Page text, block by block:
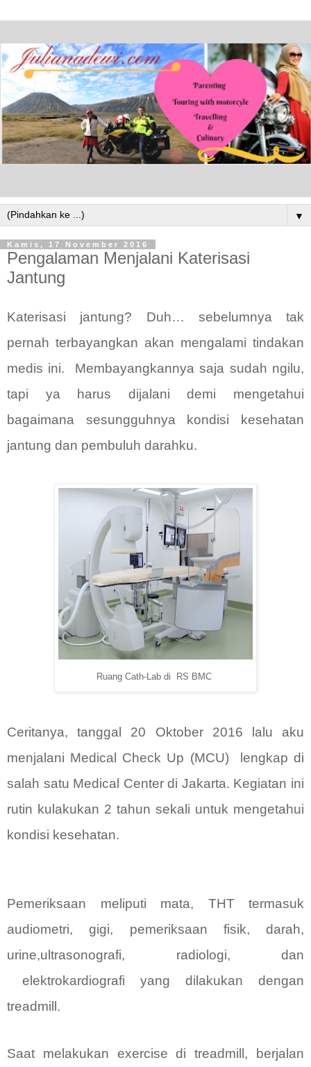
▼
Kamis, 17 November 2016
Pengalaman Menjalani Katerisasi
Jantung
Katerisasi jantung? Duh… sebelumnya tak
pernah terbayangkan akan mengalami tindakan
medis ini.
Membayangkannya saja sudah ngilu,
tapi ya harus dijalani demi mengetahui
bagaimana sesungguhnya kondisi kesehatan
jantung dan pembuluh darahku.
Ruang Cath-Lab di RS BMC
Ceritanya, tanggal 20 Oktober 2016 lalu aku
menjalani Medical Check Up (MCU)
lengkap di
salah satu Medical Center di Jakarta. Kegiatan ini
rutin kulakukan 2 tahun sekali untuk mengetahui
kondisi kesehatan.
Pemeriksaan meliputi mata, THT termasuk
audiometri, gigi, pemeriksaan fisik, darah,
urine,ultrasonografi, radiologi, dan
elektrokardiografi yang dilakukan dengan
treadmill.
Saat melakukan exercise di treadmill, berjalan